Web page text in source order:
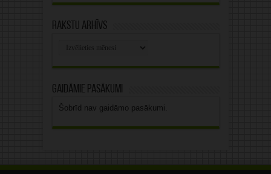
Rakstu arhīvs
Gaidāmie pasākumi
Šobrīd nav gaidāmo pasākumi.